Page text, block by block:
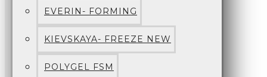
EVERIN- FORMING
KIEVSKAYA- FREEZE NEW
POLYGEL FSM